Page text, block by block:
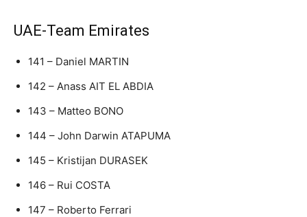
UAE-Team Emirates
141 – Daniel MARTIN
142 – Anass AIT EL ABDIA
143 – Matteo BONO
144 – John Darwin ATAPUMA
145 – Kristijan DURASEK
146 – Rui COSTA
147 – Roberto Ferrari